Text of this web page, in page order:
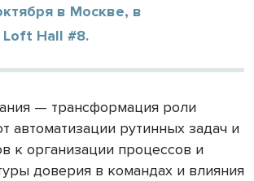
в Москве, в
Loft Hall #8.
— трансформация роли
автоматизации рутинных задач и
к организации процессов и
доверия в командах и влияния